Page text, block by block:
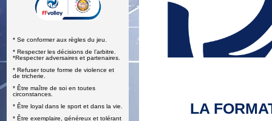
* Se conformer aux règles du jeu.
* Respecter les décisions de l’arbitre.
*Respecter adversaires et partenaires.
* Refuser toute forme de violence et
de tricherie.
* Être maître de soi en toutes
circonstances.
* Être loyal dans le sport et dans la vie.
* Être exemplaire, généreux et tolérant
LA